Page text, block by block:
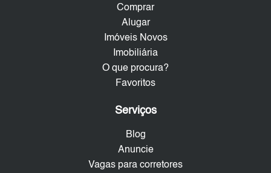
Comprar
Alugar
Imóveis Novos
Imobiliária
O que procura?
Favoritos
Serviços
Blog
Anuncie
Vagas para corretores